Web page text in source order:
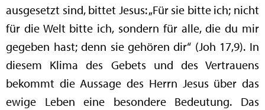
ausgesetzt sind, bittet Jesus: „Für sie bitte ich; nicht
für die Welt bitte ich, sondern für alle, die du mir
gegeben hast; denn sie gehören dir“ (Joh 17,9). In
diesem Klima des Gebets und des Vertrauens
bekommt die Aussage des Herrn Jesus über das
ewige Leben eine besondere Bedeutung. Das